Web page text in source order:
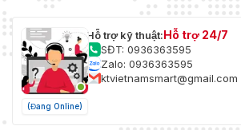
(Đang Online)
Hỗ trợ kỹ thuật:Hỗ trợ 24/7
SĐT: 0936363595
Zalo: 0936363595
ktvietnamsmart@gmail.com